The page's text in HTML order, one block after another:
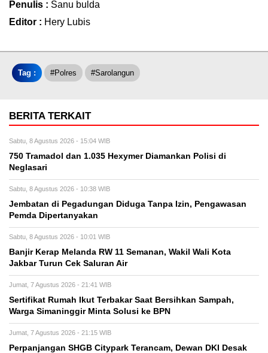
Penulis : Sanu bulda
Editor : Hery Lubis
Tag : #polres #sarolangun
BERITA TERKAIT
Sabtu, 8 Agustus 2026 - 15:04 WIB
750 Tramadol dan 1.035 Hexymer Diamankan Polisi di
Neglasari
Sabtu, 8 Agustus 2026 - 10:38 WIB
Jembatan di Pegadungan Diduga Tanpa Izin, Pengawasan
Pemda Dipertanyakan
Sabtu, 8 Agustus 2026 - 10:01 WIB
Banjir Kerap Melanda RW 11 Semanan, Wakil Wali Kota
Jakbar Turun Cek Saluran Air
Jumat, 7 Agustus 2026 - 21:41 WIB
Sertifikat Rumah Ikut Terbakar Saat Bersihkan Sampah,
Warga Simaninggir Minta Solusi ke BPN
Jumat, 7 Agustus 2026 - 21:15 WIB
Perpanjangan SHGB Citypark Terancam, Dewan DKI Desak